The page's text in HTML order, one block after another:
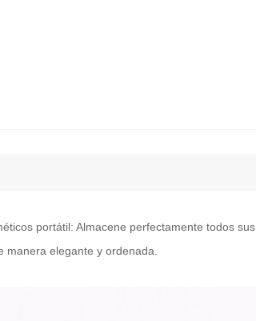
portátil:Almacene perfectamente todos sus
elegante y ordenada.